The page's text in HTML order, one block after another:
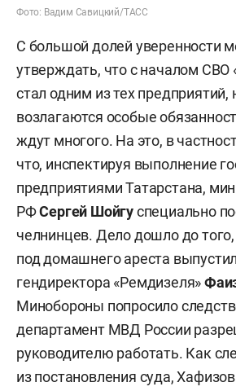
Фото: Вадим Савицкий/ТАСС
С большой долей уверенности
утверждать, что с началом СВО
стал одним из тех предприятий,
возлагаются особые
ждут многого. На это, в
что, инспектируя выполнение
предприятиями Татарстана,
РФСергей Шойгуспециально
челнинцев. Дело дошло до того,
под домашнего ареста
гендиректора «Ремдизеля»
Минобороны попросило
департамент МВД России
руководителю работать. Как
из постановления суда,